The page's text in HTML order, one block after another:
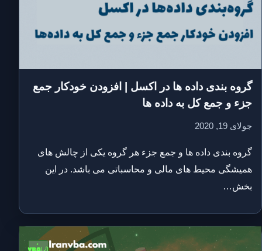
گروه بندی داده ها در اکسل | افزودن خودکار جمع
جزء و جمع کل به داده ها
جولای 19, 2020
گروه بندی داده ها و جمع جزء هر گروه یکی از چالش های
همیشگی محیط های مالی و محاسباتی می باشد. در این
بخش…